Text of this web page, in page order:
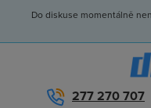
Do diskuse momentálně
277 270 707